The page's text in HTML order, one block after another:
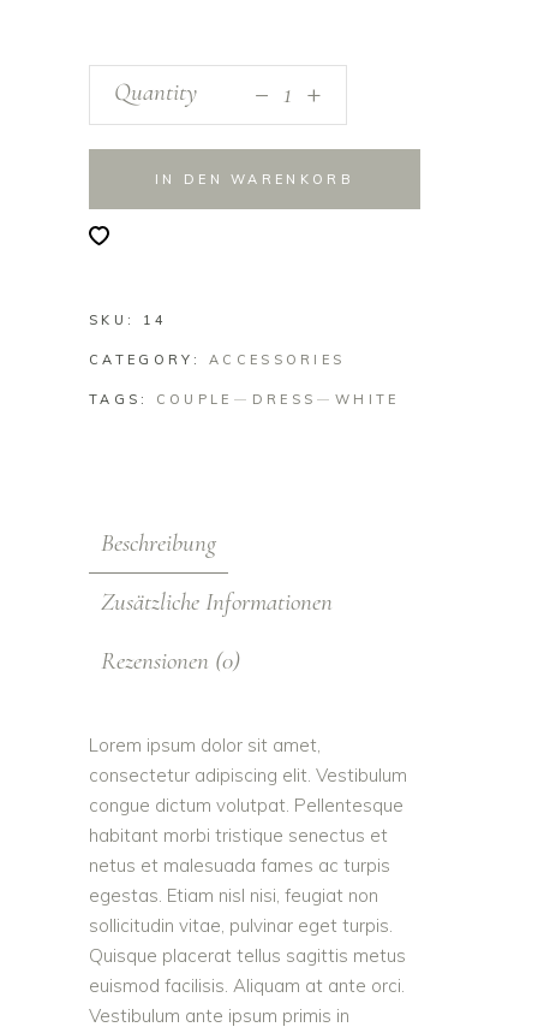
Quantity +
IN DEN WARENKORB
SKU: 14
CATEGORY:ACCESSORIES
TAGS: COUPLE DRESS WHITE
Beschreibung
Zusätzliche Informationen
Rezensionen (0)
Lorem ipsum dolor sit amet,
consectetur adipiscing elit. Vestibulum
congue dictum volutpat. Pellentesque
habitant morbi tristique senectus et
netus et malesuada fames ac turpis
egestas. Etiam nisl nisi, feugiat non
sollicitudin vitae, pulvinar eget turpis.
Quisque placerat tellus sagittis metus
euismod facilisis. Aliquam at ante orci.
Vestibulum ante ipsum primis in